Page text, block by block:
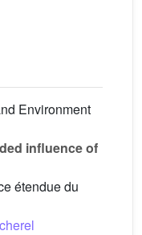
Environment
influence of
étendue du